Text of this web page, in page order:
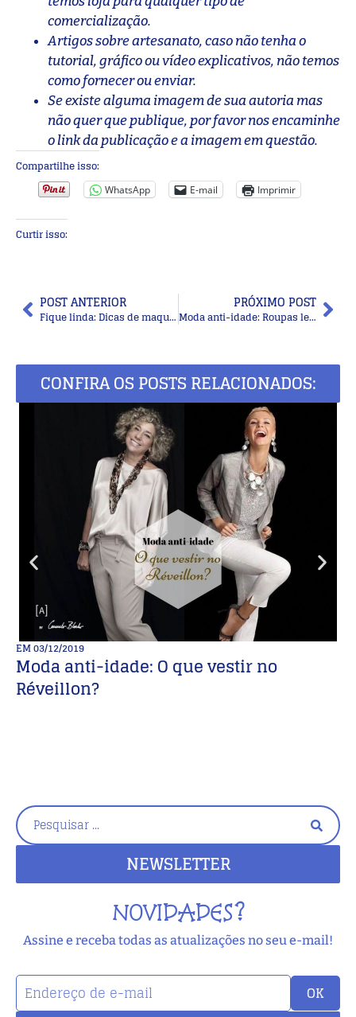
comercialização.
Artigos sobre artesanato, caso não tenha o
tutorial, gráfico ou vídeo explicativos, não temos
como fornecer ou enviar.
Se existe alguma imagem de sua autoria mas
não quer que publique, por favor nos encaminhe
o link da publicação e a imagem em questão.
Compartilhe isso:
WhatsApp E-mail Imprimir
Curtir isso:
POST ANTERIOR
Fique linda: Dicas de maquiagem para senhoras
PRÓXIMO POST
Moda anti-idade: Roupas leves para senhoras
CONFIRA OS POSTS RELACIONADOS:
EM03/12/2019
Moda anti-idade: O que vestir no
Réveillon?
NEWSLETTER
NOVIDADES?
Assine e receba todas as atualizações no seu e-mail!
OK